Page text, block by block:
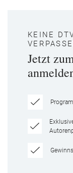
KEINE
Jetzt